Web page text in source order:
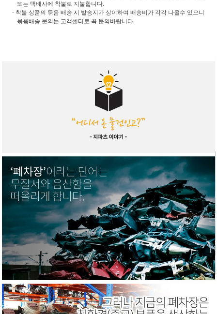
또는 택배사에 착불로 지불합니다.
- 착불 상품의 묶음 배송 시 발송지가 상이하여 배송비가 각각 나올수 있으니
묶음배송 문의는 고객센터로 꼭 문의바랍니다.